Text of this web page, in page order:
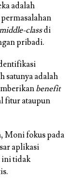
adalah
classdi
pribadi.
satunya adalah
benefit
fitur ataupun
Moni fokus pada
aplikasi
ini tidak